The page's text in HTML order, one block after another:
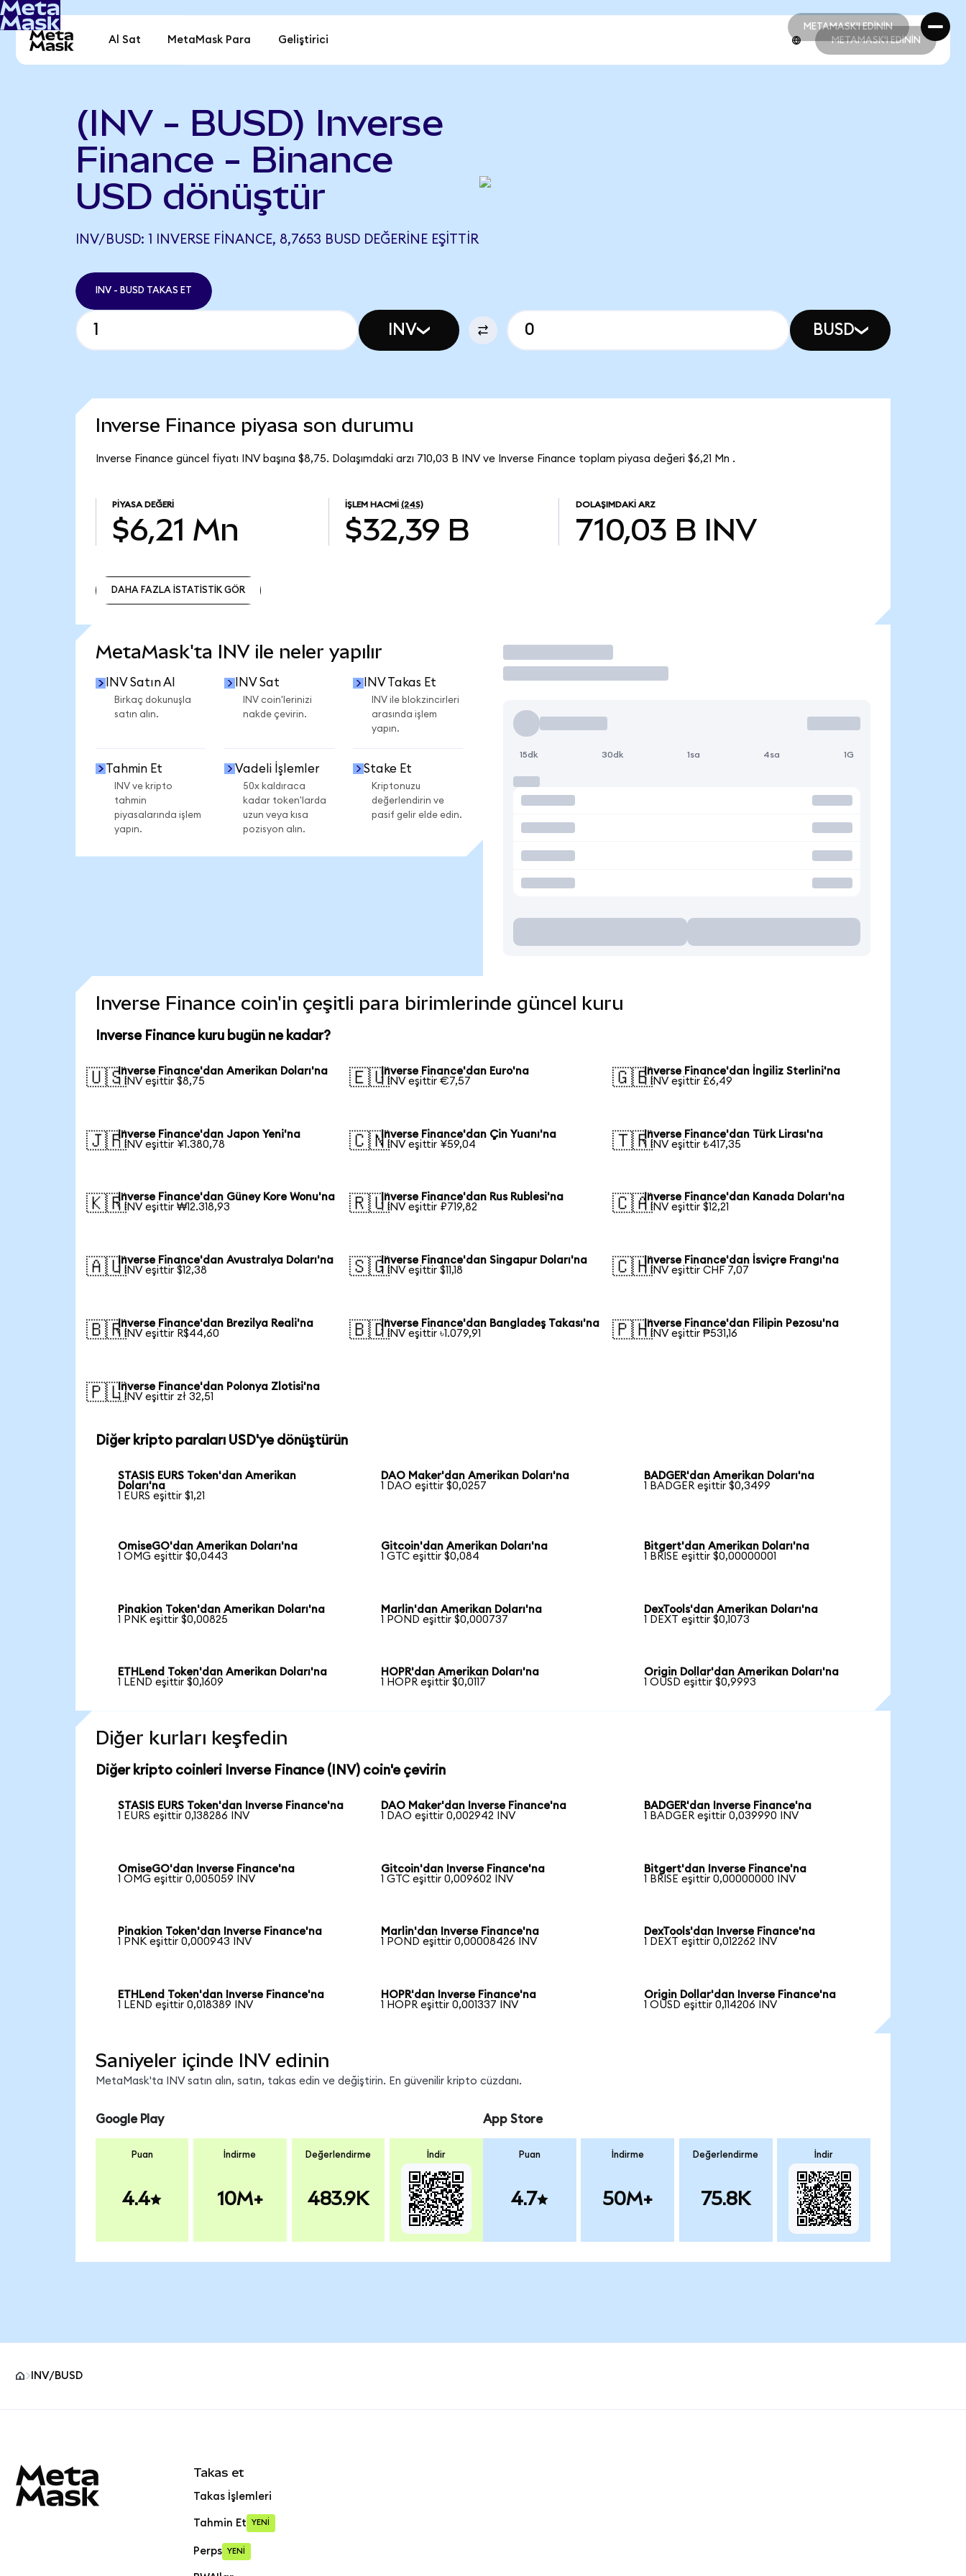
METAMASK'I EDİNİN
METAMASK'I EDİNİN
Al Sat MetaMask Para Geliştirici METAMASK'I EDİNİN
(INV - BUSD) Inverse
Finance - Binance
USD dönüştür
INV/BUSD: 1 INVERSE FINANCE, 8,7653 BUSD DEĞERINE EŞITTIR
INV - BUSD TAKAS ET
INV BUSD
Inverse Finance piyasa son durumu
Inverse Finance güncel fiyatı INV başına $8,75. Dolaşımdaki arzı 710,03 B INV ve Inverse Finance toplam piyasa değeri $6,21 Mn .
PIYASA DEĞERI
$6,21 Mn
İŞLEM HACMI (24S)
$32,39 B
DOLAŞIMDAKI ARZ
710,03 B INV
DAHA FAZLA İSTATİSTİK GÖR
MetaMask'ta INV ile neler yapılır
INV Satın Al
Birkaç dokunuşla
satın alın.
INV Sat
INV coin'lerinizi
nakde çevirin.
INV Takas Et
INV ile blokzincirleri
arasında işlem
yapın.
Tahmin Et
INV ve kripto
tahmin
piyasalarında işlem
yapın.
Vadeli İşlemler
50x kaldıraca
kadar token'larda
uzun veya kısa
pozisyon alın.
Stake Et
Kriptonuzu
değerlendirin ve
pasif gelir elde edin.
İşlem Yap
15dk 30dk 1sa 4sa 1G
Inverse Finance coin'in çeşitli para birimlerinde güncel kuru
Inverse Finance kuru bugün ne kadar?
🇺🇸Inverse Finance'dan Amerikan Doları'na
1 INV eşittir $8,75
🇪🇺Inverse Finance'dan Euro'na
1 INV eşittir €7,57
🇬🇧Inverse Finance'dan İngiliz Sterlini'na
1 INV eşittir £6,49
🇯🇵Inverse Finance'dan Japon Yeni'na
1 INV eşittir ¥1.380,78
🇨🇳Inverse Finance'dan Çin Yuanı'na
1 INV eşittir ¥59,04
🇹🇷Inverse Finance'dan Türk Lirası'na
1 INV eşittir ₺417,35
🇰🇷Inverse Finance'dan Güney Kore Wonu'na
1 INV eşittir ₩12.318,93
🇷🇺Inverse Finance'dan Rus Rublesi'na
1 INV eşittir ₽719,82
🇨🇦Inverse Finance'dan Kanada Doları'na
1 INV eşittir $12,21
🇦🇺Inverse Finance'dan Avustralya Doları'na
1 INV eşittir $12,38
🇸🇬Inverse Finance'dan Singapur Doları'na
1 INV eşittir $11,18
🇨🇭Inverse Finance'dan İsviçre Frangı'na
1 INV eşittir CHF 7,07
🇧🇷Inverse Finance'dan Brezilya Reali'na
1 INV eşittir R$44,60
🇧🇩Inverse Finance'dan Bangladeş Takası'na
1 INV eşittir ৳1.079,91
🇵🇭Inverse Finance'dan Filipin Pezosu'na
1 INV eşittir ₱531,16
🇵🇱Inverse Finance'dan Polonya Zlotisi'na
1 INV eşittir zł 32,51
Diğer kripto paraları USD'ye dönüştürün
STASIS EURS Token'dan Amerikan
Doları'na
1 EURS eşittir $1,21
DAO Maker'dan Amerikan Doları'na
1 DAO eşittir $0,0257
BADGER'dan Amerikan Doları'na
1 BADGER eşittir $0,3499
OmiseGO'dan Amerikan Doları'na
1 OMG eşittir $0,0443
Gitcoin'dan Amerikan Doları'na
1 GTC eşittir $0,084
Bitgert'dan Amerikan Doları'na
1 BRISE eşittir $0,00000001
Pinakion Token'dan Amerikan Doları'na
1 PNK eşittir $0,00825
Marlin'dan Amerikan Doları'na
1 POND eşittir $0,000737
DexTools'dan Amerikan Doları'na
1 DEXT eşittir $0,1073
ETHLend Token'dan Amerikan Doları'na
1 LEND eşittir $0,1609
HOPR'dan Amerikan Doları'na
1 HOPR eşittir $0,0117
Origin Dollar'dan Amerikan Doları'na
1 OUSD eşittir $0,9993
Diğer kurları keşfedin
Diğer kripto coinleri Inverse Finance (INV) coin'e çevirin
STASIS EURS Token'dan Inverse Finance'na
1 EURS eşittir 0,138286 INV
DAO Maker'dan Inverse Finance'na
1 DAO eşittir 0,002942 INV
BADGER'dan Inverse Finance'na
1 BADGER eşittir 0,039990 INV
OmiseGO'dan Inverse Finance'na
1 OMG eşittir 0,005059 INV
Gitcoin'dan Inverse Finance'na
1 GTC eşittir 0,009602 INV
Bitgert'dan Inverse Finance'na
1 BRISE eşittir 0,00000000 INV
Pinakion Token'dan Inverse Finance'na
1 PNK eşittir 0,000943 INV
Marlin'dan Inverse Finance'na
1 POND eşittir 0,00008426 INV
DexTools'dan Inverse Finance'na
1 DEXT eşittir 0,012262 INV
ETHLend Token'dan Inverse Finance'na
1 LEND eşittir 0,018389 INV
HOPR'dan Inverse Finance'na
1 HOPR eşittir 0,001337 INV
Origin Dollar'dan Inverse Finance'na
1 OUSD eşittir 0,114206 INV
Saniyeler içinde INV edinin
MetaMask'ta INV satın alın, satın, takas edin ve değiştirin. En güvenilir kripto cüzdanı.
Google Play
Puan
4.4
İndirme
10M+
Değerlendirme
483.9K
İndir
App Store
Puan
4.7
İndirme
50M+
Değerlendirme
75.8K
İndir
INV/BUSD
Takas et
Takas İşlemleri
Tahmin Et YENİ
Perps YENİ